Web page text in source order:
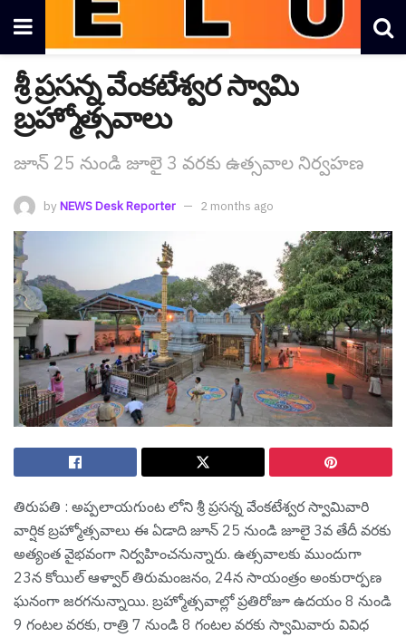
శ్రీ ప్ర‌స‌న్న వేంకటేశ్వ‌ర స్వామి
బ్ర‌హ్మోత్స‌వాలు
జూన్ 25 నుండి జూలై 3 వరకు ఉత్స‌వాల నిర్వ‌హ‌ణ
by NEWS Desk Reporter 2 months ago
తిరుప‌తి : అప్పలాయగుంట లోని శ్రీ ప్రసన్న వేంకటేశ్వర స్వామివారి
వార్షిక బ్రహ్మోత్సవాలు ఈ ఏడాది జూన్ 25 నుండి జూలై 3వ తేదీ వరకు
అత్యంత వైభవంగా నిర్వహించనున్నారు. ఉత్సవాలకు ముందుగా
23న కోయిల్ ఆళ్వార్ తిరుమంజనం, 24న సాయంత్రం అంకురార్పణ
ఘనంగా జరగనున్నాయి. బ్రహ్మోత్సవాల్లో ప్రతిరోజూ ఉదయం 8 నుండి
9 గంటల వరకు, రాత్రి 7 నుండి 8 గంటల వరకు స్వామివారు వివిధ